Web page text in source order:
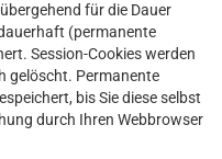
für die Dauer
(permanente
Session-Cookies werden
gelöscht. Permanente
bis Sie diese selbst
durch Ihren Webbrowser